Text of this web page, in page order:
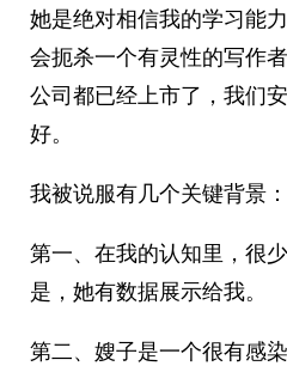
她是绝对相信我的学习能
会扼杀一个有灵性的写作
公司都已经上市了，我们
好。
我被说服有几个关键背景：
第一、在我的认知里，很
是，她有数据展示给我。
第二、嫂子是一个很有感